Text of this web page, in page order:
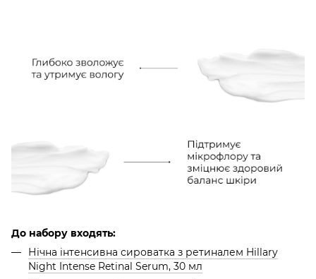
До набору входять:
Нічна інтенсивна сироватка з ретиналем Hillary
Night Intense Retinal Serum, 30 мл